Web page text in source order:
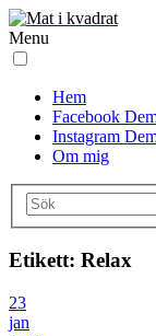
Menu
Hem
Facebook
Instagram
Om mig
Etikett: Relax
23
jan